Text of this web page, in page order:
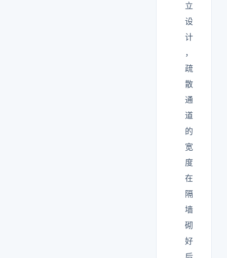
立
设
计
，
疏
散
通
道
的
宽
度
在
隔
墙
砌
好